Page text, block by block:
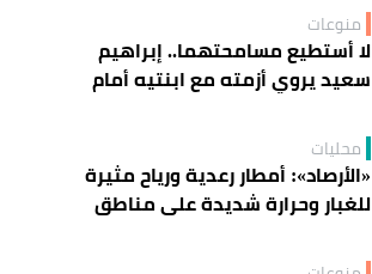
منوعات
لا أستطيع مسامحتهما.. إبراهيم
سعيد يروي أزمته مع ابنتيه أمام
محليات
«الأرصاد»: أمطار رعدية ورياح مثيرة
للغبار وحرارة شديدة على مناطق